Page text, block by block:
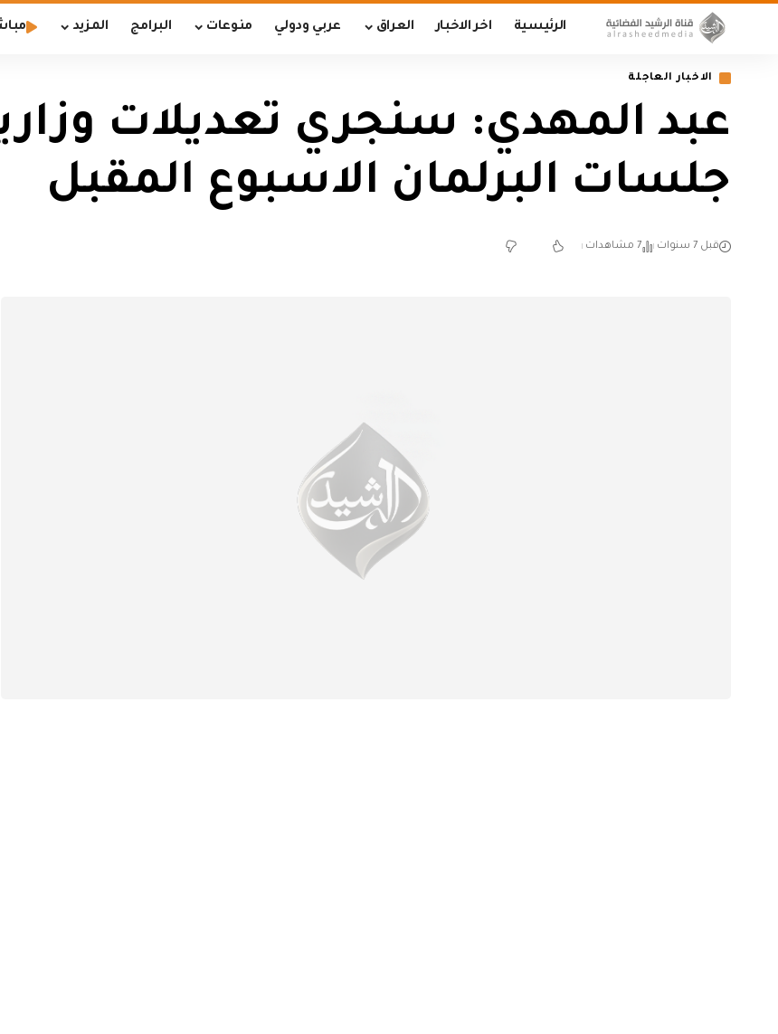
الرئيسية اخر الاخبار العراق عربي ودولي منوعات البرامج المزيد
الاخبار العاجلة
عبد المهدي: سنجري تعديلات
جلسات البرلمان الاسبوع المقبل
قبل 7 سنوات 7 مشاهدات